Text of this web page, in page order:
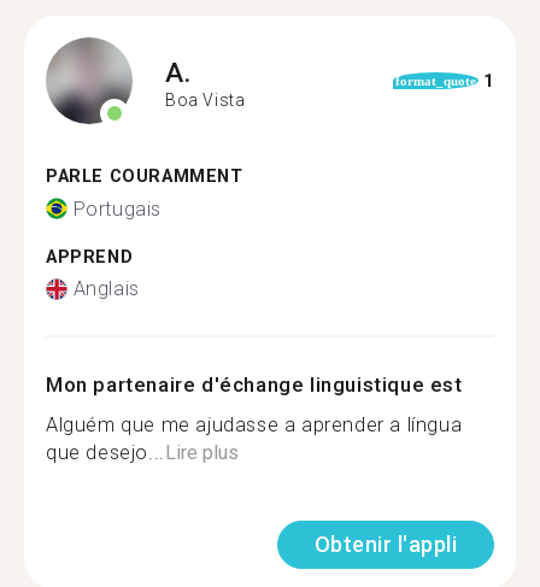
A.
Boa Vista
format_quote 1
PARLE COURAMMENT
Portugais
APPREND
Anglais
Mon partenaire d'échange linguistique est
Alguém que me ajudasse a aprender a língua
que desejo...Lire plus
Obtenir l'appli